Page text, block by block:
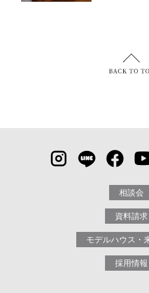
相談会
資料請求
モデルハウス・
採用情報